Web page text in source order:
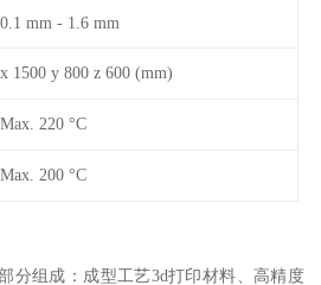
0.1 mm - 1.6 mm
x 1500 y 800 z 600 (mm)
Max. 220 °C
Max. 200 °C
分组成：成型工艺3d打印材料、高精度